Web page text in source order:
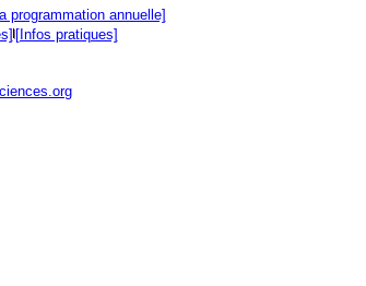
programmation annuelle]
[Infos pratiques]